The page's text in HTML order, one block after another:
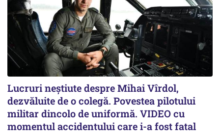
Lucruri neștiute despre Mihai Vîrdol,
dezvăluite de o colegă. Povestea pilotului
militar dincolo de uniformă. VIDEO cu
momentul accidentului care i-a fost fatal